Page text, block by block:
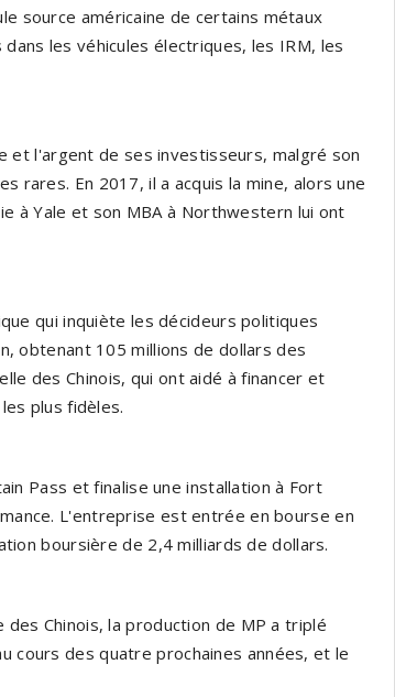
source américaine de certains métaux
les véhicules électriques, les IRM, les
et l'argent de ses investisseurs, malgré son
rares. En 2017, il a acquis la mine, alors une
à Yale et son MBA à Northwestern lui ont
qui inquiète les décideurs politiques
obtenant 105 millions de dollars des
des Chinois, qui ont aidé à financer et
plus fidèles.
Pass et finalise une installation à Fort
L'entreprise est entrée en bourse en
boursière de 2,4 milliards de dollars.
Chinois, la production de MP a triplé
cours des quatre prochaines années, et le